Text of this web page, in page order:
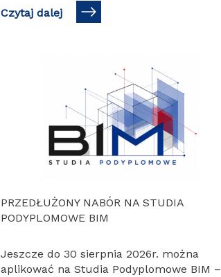
WSC Polska. Spośród ponad…
Czytaj dalej
PRZEDŁUŻONY NABÓR NA STUDIA
PODYPLOMOWE BIM
Jeszcze do 30 sierpnia 2026r. można
aplikować na Studia Podyplomowe BIM –